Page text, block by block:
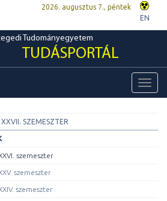
2026. augusztus 7., péntek
EN
Tudományegyetem
TUDÁSPORTÁL
SZEMESZTER
szemeszter
szemeszter
szemeszter